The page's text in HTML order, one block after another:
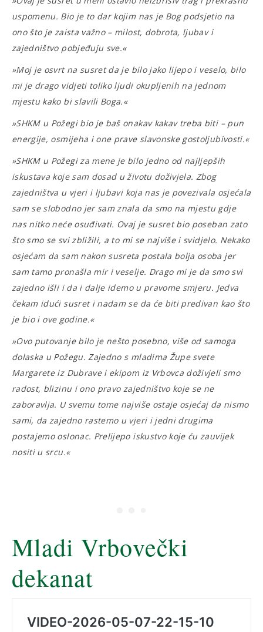
uspomenu. Bio je to dar kojim nas je Bog podsjetio na
ono što je zaista važno – milost, dobrota, ljubav i
zajedništvo pobjeđuju sve.«
»Moj je osvrt na susret da je bilo jako lijepo i veselo, bilo
mi je drago vidjeti toliko ljudi okupljenih na jednom
mjestu kako bi slavili Boga.«
»SHKM u Požegi bio je baš onakav kakav treba biti – pun
energije, osmijeha i one prave slavonske gostoljubivosti.«
»SHKM u Požegi za mene je bilo jedno od najljepših
iskustava koje sam dosad u životu doživjela. Zbog
zajedništva u vjeri i ljubavi koja nas je povezivala osjećala
sam se slobodno jer sam znala da smo na mjestu gdje
nas nitko neće osuđivati. Ovaj je susret bio poseban zato
što smo se svi zbližili, a to mi se najviše i svidjelo. Nekako
osjećam da sam nakon susreta postala bolja osoba jer
sam tamo pronašla mir i veselje. Drago mi je da smo svi
zajedno išli i da i dalje idemo u pravome smjeru. Jedva
čekam idući susret i nadam se da će biti predivan kao što
je bio i ove godine.«
»Ovo putovanje bilo je nešto posebno, više od samoga
dolaska u Požegu. Zajedno s mladima Župe svete
Margarete iz Dubrave i ekipom iz Vrbovca doživjeli smo
radost, blizinu i ono pravo zajedništvo koje se ne
zaboravlja. U svemu tome najviše ostaje osjećaj da nismo
sami, da zajedno rastemo u vjeri i jedni drugima
postajemo oslonac. Prelijepo iskustvo koje ću zauvijek
nositi u srcu.«
Mladi Vrbovečki
dekanat